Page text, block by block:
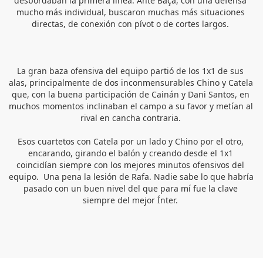
mucho más individual, buscaron muchas más situaciones
directas, de conexión con pívot o de cortes largos.
La gran baza ofensiva del equipo partió de los 1x1 de sus
alas, principalmente de dos inconmensurables Chino y Catela
que, con la buena participación de Cainán y Dani Santos, en
muchos momentos inclinaban el campo a su favor y metían al
rival en cancha contraria.
Esos cuartetos con Catela por un lado y Chino por el otro,
encarando, girando el balón y creando desde el 1x1
coincidían siempre con los mejores minutos ofensivos del
equipo.  Una pena la lesión de Rafa. Nadie sabe lo que habría
pasado con un buen nivel del que para mí fue la clave
siempre del mejor Ínter.